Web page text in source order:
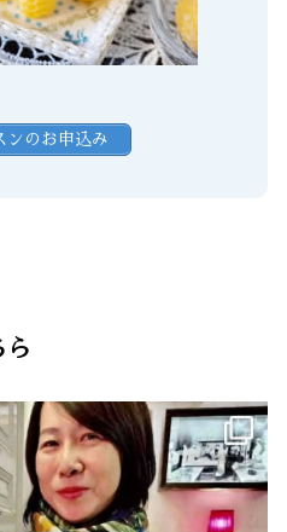
ンのお申込み
ら